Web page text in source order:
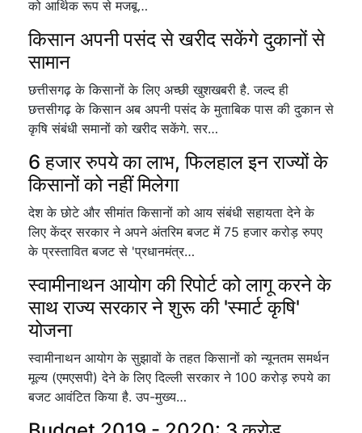
को आर्थिक रूप से मजबू…
किसान अपनी पसंद से खरीद सकेंगे दुकानों से
सामान
छत्तीसगढ़ के किसानों के लिए अच्छी खुशखबरी है. जल्द ही
छत्तसीगढ़ के किसान अब अपनी पसंद के मुताबिक पास की दुकान से
कृषि संबंधी समानों को खरीद सकेंगे. सर…
6 हजार रुपये का लाभ, फिलहाल इन राज्यों के
किसानों को नहीं मिलेगा
देश के छोटे और सीमांत किसानों को आय संबंधी सहायता देने के
लिए केंद्र सरकार ने अपने अंतरिम बजट में 75 हजार करोड़ रुपए
के प्रस्तावित बजट से 'प्रधानमंत्र…
स्वामीनाथन आयोग की रिपोर्ट को लागू करने के
साथ राज्य सरकार ने शुरू की 'स्मार्ट कृषि'
योजना
स्वामीनाथन आयोग के सुझावों के तहत किसानों को न्यूनतम समर्थन
मूल्य (एमएसपी) देने के लिए दिल्ली सरकार ने 100 करोड़ रुपये का
बजट आवंटित किया है. उप-मुख्य…